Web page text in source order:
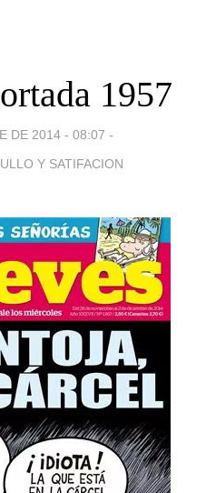
1957
DE 2014 - 08:07 -
Y SATIFACION